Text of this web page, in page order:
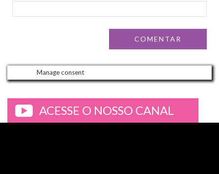
Manage consent
ACESSE O NOSSO CANAL